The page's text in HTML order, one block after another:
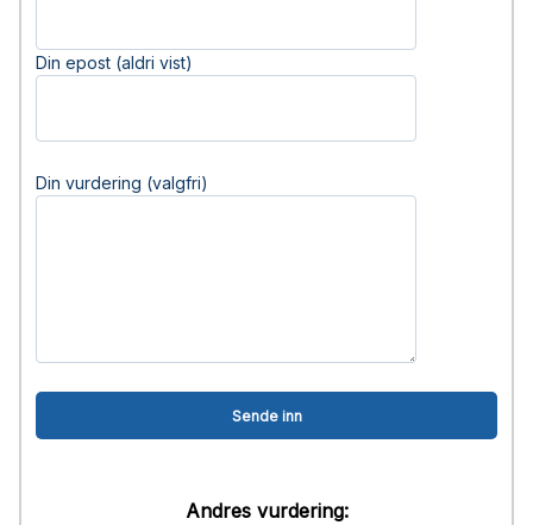
Din epost (aldri vist)
Din vurdering (valgfri)
Andres vurdering: